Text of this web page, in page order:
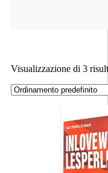
Visualizzazione di 3